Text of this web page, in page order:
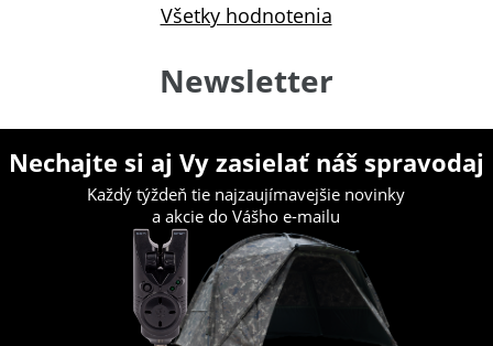
Všetky hodnotenia
Newsletter
Nechajte si aj Vy zasielať náš spravodaj
Každý týždeň tie najzaujímavejšie novinky
a akcie do Vášho e-mailu